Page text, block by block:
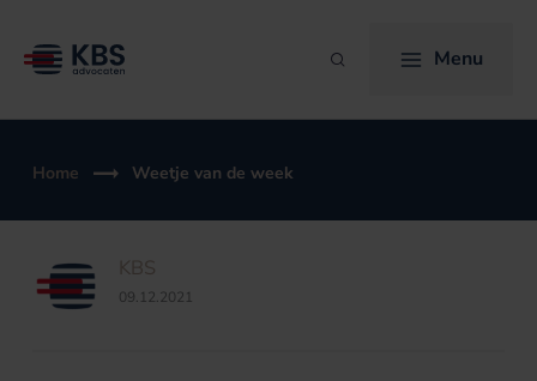
naar
Zoeken Menu
Home Weetje van de week
KBS
09.12.2021